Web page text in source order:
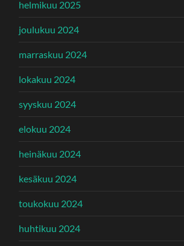
helmikuu 2025
joulukuu 2024
marraskuu 2024
lokakuu 2024
syyskuu 2024
elokuu 2024
heinäkuu 2024
kesäkuu 2024
toukokuu 2024
huhtikuu 2024